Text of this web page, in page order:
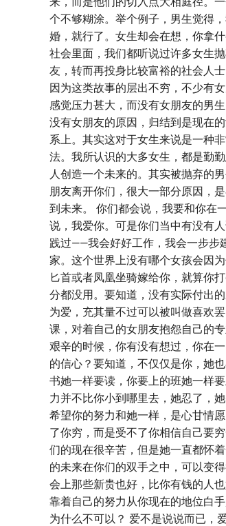
个不够糊涂。举个例子，男生觉得
婚，就行了。女生却会在想，你拿
社会里面，我们都听说过许多女生
友，转而再投身比较富裕的社会人士
因为这类故事的层出不穷，不少有
感觉压力甚大，而没有女朋友的男
没有女朋友的原因，归结到是现在
系上。其实这对于女生来说是一种
法。我所认识的大多女生，都是勤
人创造一个未来的。其实被抛弃的
朋友离开你们，很大一部分原因，
到未来。 你们都会说，我要和你在
说，我爱你。可是你们当中有没有
践过——我会好好工作，我会一步步
家。这个世界上没有哪个女孩会因
匕首或者凤凰坐骑嫁给你，就算你
分都没用。要知道，没有实际付出
为爱，充其量不过可以被叫做喜欢
课，对着自己的女朋友抱怨自己的
艰辛的时候，你有没有想过，你在
的信心？要知道，不仅仅是你，她
书她一样要读，你要上的班她一样
力并不比你小到哪里去，她忍了，
希望你的努力和她一样，是心甘情
了你穷，而是受不了你相信自己要
们的现在很辛苦，但是她一直都怀
的未来在你们的双手之中，可以变
会上那些新贵也好，比你有钱的人
靠着自己的努力从你现在的地位白手
为什么不可以？ 爱不是说说而已，